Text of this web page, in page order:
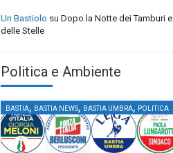
Un Bastiolo su Dopo la Notte dei Tamburi e
delle Stelle
Politica e Ambiente
BASTIA, BASTIA NEWS, BASTIA UMBRA, POLITICA